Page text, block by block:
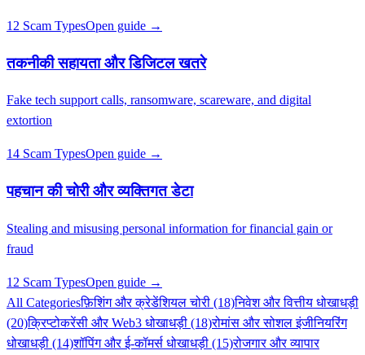
12 Scam TypesOpen guide →
तकनीकी सहायता और डिजिटल खतरे
Fake tech support calls, ransomware, scareware, and digital
extortion
14 Scam TypesOpen guide →
पहचान की चोरी और व्यक्तिगत डेटा
Stealing and misusing personal information for financial gain or
fraud
12 Scam TypesOpen guide →
All Categoriesफ़िशिंग और क्रेडेंशियल चोरी (18)निवेश और वित्तीय धोखाधड़ी
(20)क्रिप्टोकरेंसी और Web3 धोखाधड़ी (18)रोमांस और सोशल इंजीनियरिंग
धोखाधड़ी (14)शॉपिंग और ई-कॉमर्स धोखाधड़ी (15)रोजगार और व्यापार